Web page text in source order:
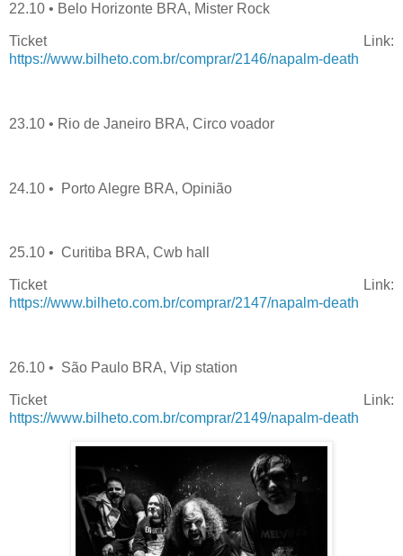
22.10 • Belo Horizonte BRA, Mister Rock
Ticket Link:
https://www.bilheto.com.br/comprar/2146/napalm-death
23.10 • Rio de Janeiro BRA, Circo voador
24.10 • Porto Alegre BRA, Opinião
25.10 • Curitiba BRA, Cwb hall
Ticket Link:
https://www.bilheto.com.br/comprar/2147/napalm-death
26.10 • São Paulo BRA, Vip station
Ticket Link:
https://www.bilheto.com.br/comprar/2149/napalm-death